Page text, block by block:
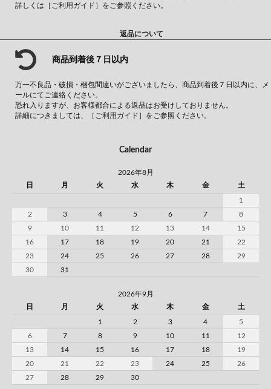
詳しくは ［ご利用ガイド］ をご参照ください。
返品について
商品到着後７日以内
万一不良品・破損・梱包間違いがございましたら、商品到着後７日以内に、メ
ールにてご連絡ください。
恐れ入りますが、お客様都合による返品はお受けしておりません。
詳細につきましては、
［ご利用ガイド］ をご参照ください。
Calendar
2026年8月
日
月 火 水 木 金 土
1
2
3 4 5 6 7
8
9
10 11 12 13 14
15
16
17 18 19 20 21
22
23
24 25 26 27 28
29
30
31
2026年9月
日
月 火 水 木 金 土
1 2 3 4
5
6
7 8 9 10 11
12
13
14 15 16 17 18
19
20
21 22 23 24 25
26
27
28 29 30